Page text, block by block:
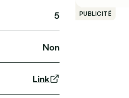
5
Non
Link
PUBLICITÉ